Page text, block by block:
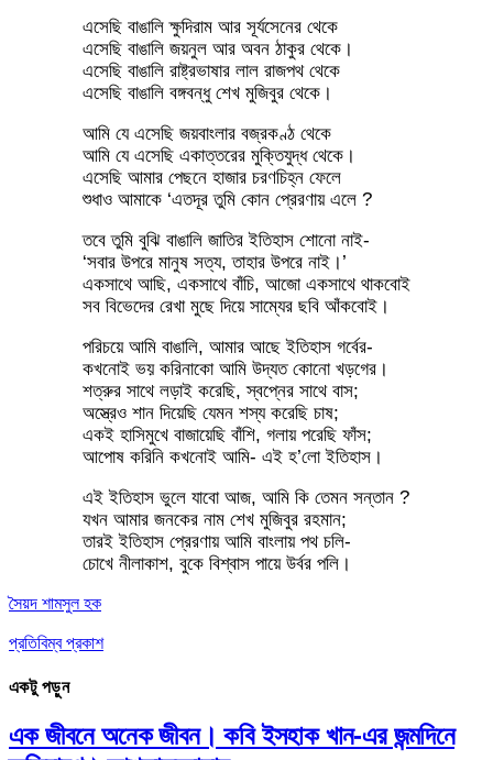
এসেছি বাঙালি ক্ষুদিরাম আর সূর্যসেনের থেকে
এসেছি বাঙালি জয়নুল আর অবন ঠাকুর থেকে।
এসেছি বাঙালি রাষ্ট্রভাষার লাল রাজপথ থেকে
এসেছি বাঙালি বঙ্গবন্ধু শেখ মুজিবুর থেকে।
আমি যে এসেছি জয়বাংলার বজ্রকণ্ঠ থেকে
আমি যে এসেছি একাত্তরের মুক্তিযুদ্ধ থেকে।
এসেছি আমার পেছনে হাজার চরণচিহ্ন ফেলে
শুধাও আমাকে ‘এতদূর তুমি কোন প্রেরণায় এলে ?
তবে তুমি বুঝি বাঙালি জাতির ইতিহাস শোনো নাই-
‘সবার উপরে মানুষ সত্য, তাহার উপরে নাই।’
একসাথে আছি, একসাথে বাঁচি, আজো একসাথে থাকবোই
সব বিভেদের রেখা মুছে দিয়ে সাম্যের ছবি আঁকবোই।
পরিচয়ে আমি বাঙালি, আমার আছে ইতিহাস গর্বের-
কখনোই ভয় করিনাকো আমি উদ্যত কোনো খড়গের।
শত্রুর সাথে লড়াই করেছি, স্বপ্নের সাথে বাস;
অস্ত্রেও শান দিয়েছি যেমন শস্য করেছি চাষ;
একই হাসিমুখে বাজায়েছি বাঁশি, গলায় পরেছি ফাঁস;
আপোষ করিনি কখনোই আমি- এই হ’লো ইতিহাস।
এই ইতিহাস ভুলে যাবো আজ, আমি কি তেমন সন্তান ?
যখন আমার জনকের নাম শেখ মুজিবুর রহমান;
তারই ইতিহাস প্রেরণায় আমি বাংলায় পথ চলি-
চোখে নীলাকাশ, বুকে বিশ্বাস পায়ে উর্বর পলি।
সৈয়দ শামসুল হক
প্রতিবিম্ব প্রকাশ
একটু পড়ুন
এক জীবনে অনেক জীবন। কবি ইসহাক খান-এর জন্মদিনে